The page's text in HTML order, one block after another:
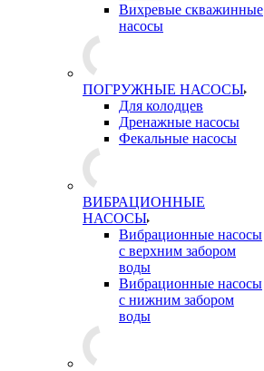
Вихревые скважинные
насосы
ПОГРУЖНЫЕ НАСОСЫ
Для колодцев
Дренажные насосы
Фекальные насосы
ВИБРАЦИОННЫЕ
НАСОСЫ
Вибрационные насосы
с верхним забором
воды
Вибрационные насосы
с нижним забором
воды